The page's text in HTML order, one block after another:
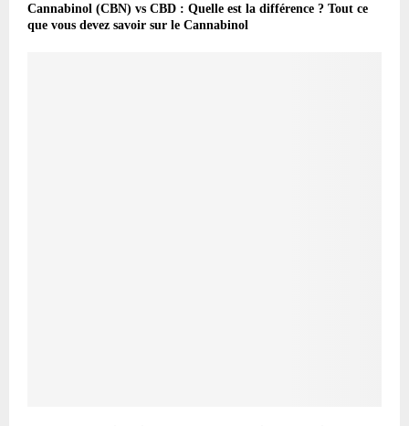
Cannabinol (CBN) vs CBD : Quelle est la différence ? Tout ce
que vous devez savoir sur le Cannabinol